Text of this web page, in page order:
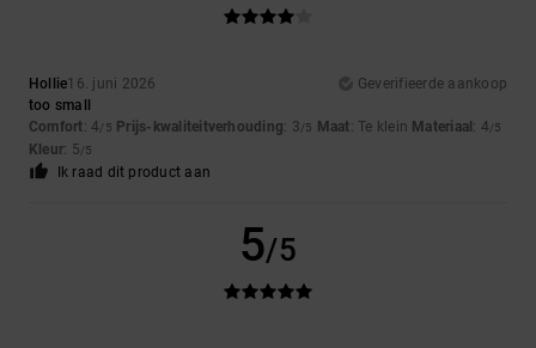
Hollie16. juni 2026
Geverifieerde aankoop
too small
Comfort: 4/5 Prijs-kwaliteitverhouding: 3/5 Maat: Te klein Materiaal : 4/5
Kleur: 5/5
Ik raad dit product aan
5/5